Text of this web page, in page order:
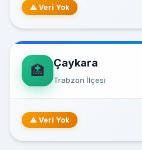
⚠ Veri Yok
🏥 Çaykara
Trabzon İlçesi
⚠ Veri Yok